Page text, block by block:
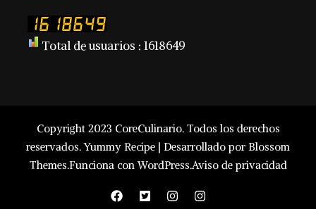
Total de usuarios : 1618649
Copyright 2023 CoreCulinario. Todos los derechos
reservados.Yummy Recipe | Desarrollado por Blossom
Themes.Funciona conWordPress.Aviso de privacidad